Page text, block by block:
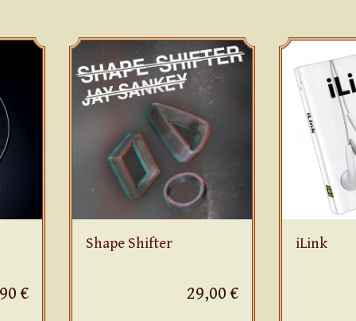
€
Shape Shifter
29,00 €
iLink